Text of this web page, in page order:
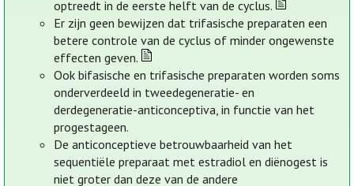
optreedt in de eerste helft van de cyclus.
Er zijn geen bewijzen dat trifasische preparaten een
betere controle van de cyclus of minder ongewenste
effecten geven.
Ook bifasische en trifasische preparaten worden soms
onderverdeeld in tweedegeneratie- en
derdegeneratie-anticonceptiva, in functie van het
progestageen.
De anticonceptieve betrouwbaarheid van het
sequentiële preparaat met estradiol en diënogest is
niet groter dan deze van de andere